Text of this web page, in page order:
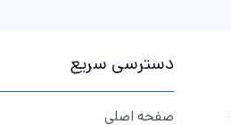
دسترسی سریع
صفحه اصلی